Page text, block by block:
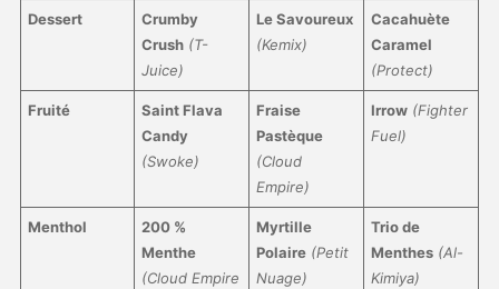
Dessert
Crumby
Crush (T-
Juice)
Le Savoureux
(Kemix)
Cacahuète
Caramel
(Protect)
Fruité
Saint Flava
Candy
(Swoke)
Fraise
Pastèque
(Cloud
Empire)
Irrow (Fighter
Fuel)
Menthol
200 %
Menthe
(Cloud Empire
Myrtille
Polaire (Petit
Nuage)
Trio de
Menthes (Al-
Kimiya)